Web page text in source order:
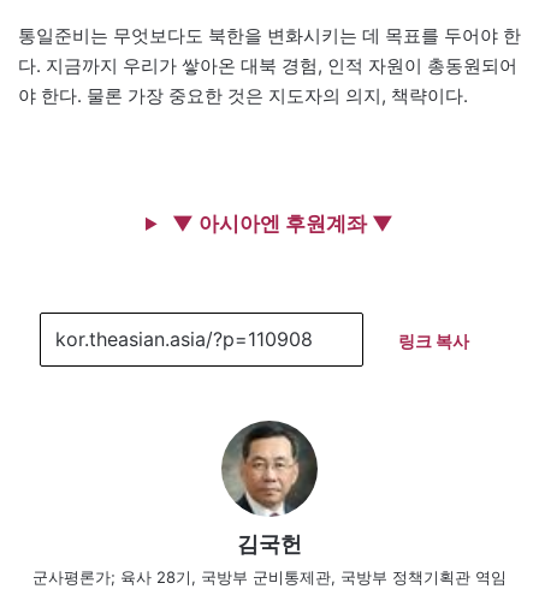
통일준비는 무엇보다도 북한을 변화시키는 데 목표를 두어야 한
다. 지금까지 우리가 쌓아온 대북 경험, 인적 자원이 총동원되어
야 한다. 물론 가장 중요한 것은 지도자의 의지, 책략이다.
▼ 아시아엔 후원계좌 ▼
링크 복사
김국헌
군사평론가; 육사 28기, 국방부 군비통제관, 국방부 정책기획관 역임